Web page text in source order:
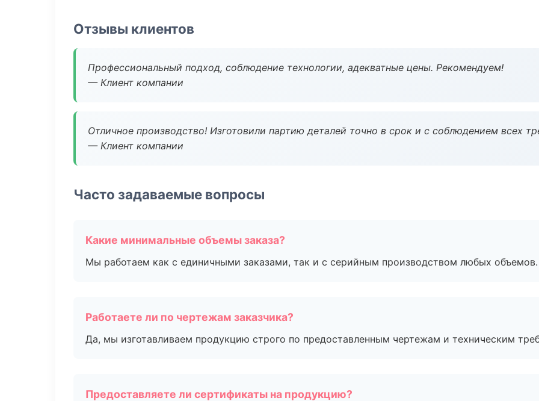
Отзывы клиентов
Профессиональный подход, соблюдение технологии, адекватные цены. Рекомендуем!
— Клиент компании
Отличное производство! Изготовили партию деталей точно в срок и с соблюдением всех
— Клиент компании
Часто задаваемые вопросы
Какие минимальные объемы заказа?
Мы работаем как с единичными заказами, так и с серийным производством любых объемов.
Работаете ли по чертежам заказчика?
Да, мы изготавливаем продукцию строго по предоставленным чертежам и техническим
Предоставляете ли сертификаты на продукцию?